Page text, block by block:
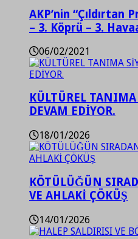
AKP’nin “Çıldırtan
– 3. Köprü – 3.
06/02/2021
KÜLTÜREL
DEVAM EDİYOR.
18/01/2026
KÖTÜLÜĞÜN
VE AHLAKİ ÇÖKÜŞ
14/01/2026